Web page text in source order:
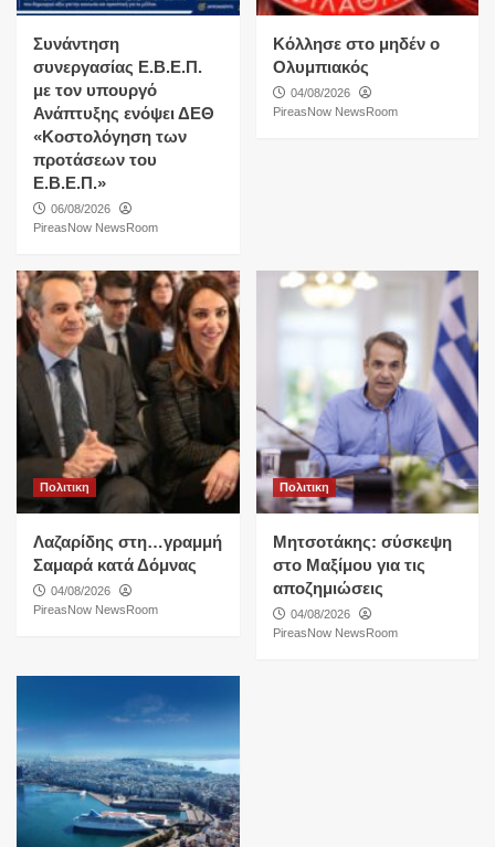
Συνάντηση
συνεργασίας Ε.Β.Ε.Π.
με τον υπουργό
Ανάπτυξης ενόψει ΔΕΘ
«Κοστολόγηση των
προτάσεων του
Ε.Β.Ε.Π.»
06/08/2026
PireasNow NewsRoom
Κόλλησε στο μηδέν ο
Ολυμπιακός
04/08/2026
PireasNow NewsRoom
Πολιτικη
Λαζαρίδης στη…γραμμή
Σαμαρά κατά Δόμνας
04/08/2026
PireasNow NewsRoom
Πολιτικη
Μητσοτάκης: σύσκεψη
στο Μαξίμου για τις
αποζημιώσεις
04/08/2026
PireasNow NewsRoom